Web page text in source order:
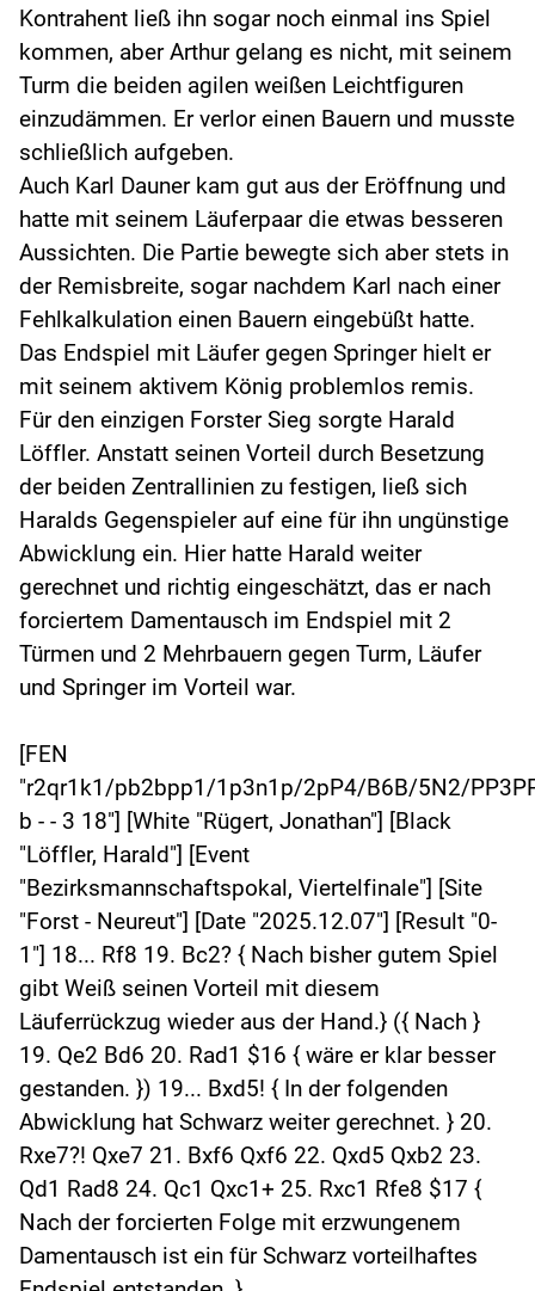
Kontrahent ließ ihn sogar noch einmal ins Spiel
kommen, aber Arthur gelang es nicht, mit seinem
Turm die beiden agilen weißen Leichtfiguren
einzudämmen. Er verlor einen Bauern und musste
schließlich aufgeben.
Auch Karl Dauner kam gut aus der Eröffnung und
hatte mit seinem Läuferpaar die etwas besseren
Aussichten. Die Partie bewegte sich aber stets in
der Remisbreite, sogar nachdem Karl nach einer
Fehlkalkulation einen Bauern eingebüßt hatte.
Das Endspiel mit Läufer gegen Springer hielt er
mit seinem aktivem König problemlos remis.
Für den einzigen Forster Sieg sorgte Harald
Löffler. Anstatt seinen Vorteil durch Besetzung
der beiden Zentrallinien zu festigen, ließ sich
Haralds Gegenspieler auf eine für ihn ungünstige
Abwicklung ein. Hier hatte Harald weiter
gerechnet und richtig eingeschätzt, das er nach
forciertem Damentausch im Endspiel mit 2
Türmen und 2 Mehrbauern gegen Turm, Läufer
und Springer im Vorteil war.
[FEN
"r2qr1k1/pb2bpp1/1p3n1p/2pP4/B6B/5N2/
b - - 3 18"] [White "Rügert, Jonathan"] [Black
"Löffler, Harald"] [Event
"Bezirksmannschaftspokal, Viertelfinale"] [Site
"Forst - Neureut"] [Date "2025.12.07"] [Result "0-
1"] 18... Rf8 19. Bc2? { Nach bisher gutem Spiel
gibt Weiß seinen Vorteil mit diesem
Läuferrückzug wieder aus der Hand.} ({ Nach }
19. Qe2 Bd6 20. Rad1 $16 { wäre er klar besser
gestanden. }) 19... Bxd5! { In der folgenden
Abwicklung hat Schwarz weiter gerechnet. } 20.
Rxe7?! Qxe7 21. Bxf6 Qxf6 22. Qxd5 Qxb2 23.
Qd1 Rad8 24. Qc1 Qxc1+ 25. Rxc1 Rfe8 $17 {
Nach der forcierten Folge mit erzwungenem
Damentausch ist ein für Schwarz vorteilhaftes